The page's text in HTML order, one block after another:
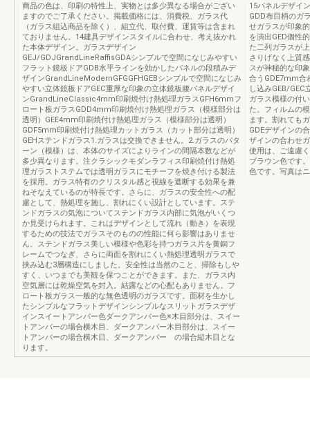
商品の色は、印刷の特性上、実物とは多少異なる場合がござい
ますのでご了承ください。掲載価格には、消費税、ガラス代
（ガラス組込商品を除く）、組立代、取付費、運賃等は含まれ
ておりません。14建具デザインスタイルに合わせ、考え抜かれ
た本体デザイン。ガラスデザイン
GEJ/GDJGrandLineRaffisGDAシンプルで空間になじみやすい
フラット鏡板ドアGDB水平ラインを効かしたパネルの段積みデ
ザインGrandLineModernGFGGFHGEBシンプルで空間になじみ
やすい立体鏡板ドアGEC重厚な印象の立体鏡板腰パネルデザイ
ンGrandLineClassic4mm印刷焼付け熱処理ガラスGFH6mmフ
ロート板ガラスGDD4mm印刷焼付け熱処理ガラス（模様部分は
透明）GEE4mm印刷焼付け熱処理ガラス（模様部分は透明）
GDF5mm印刷焼付け熱処理カットガラス（カット部分は透明）
GEHステンドガラス1.ガラスは交換できません。2.ガラスのパタ
ーン（模様）は、本体のサイズによりラインの間隔本数などが
多少異なります。注クラシックモダンラフィス印刷焼付け熱処
理ガラストステムでは透明ガラスにモチーフを焼き付ける製法
を採用。ガラス特有のクリスタル感と視線を遮断する効果を兼
ねそなえているのが特長です。さらに、ガラスの安全性への配
慮として、熱処理を施し、割れにくい設計としています。ステ
ンドガラスの気泡についてステンドガラス内部に気泡がいくつ
か見受けられます。これはデザインとして流れ（動き）を表現
するための技法でガラスそのものの性能に何ら影響はありませ
ん。ステンドガラス美しい模様や色彩を持つガラス片を黄銅フ
レームでつなぎ、さらに両面を割れにくい熱処理透明ガラスで
挟み込む3層構造にしました。安全性は当然のこと、掃除もしや
すく、いつまでも美観を保つことができます。また、ガラス内
空気層には乾燥空気を封入。結露などの心配もありません。フ
ロート板ガラス一般的な無色透明のガラスです。面材を生かし
たシンプルなフラットデザインシンプルなスリットガラスデザ
インスイートアンバー色ダークアンバー色※木目部分は、スイー
トアンバーの場合横木目、ダークアンバー木目部分は、スイー
トアンバーの場合横木目、ダークアンバー の場合縦木目とな
ります。
15パネルデザイ
GDD布目柄のガ
せガラスが印象
を演出GED個性
た二列ガラスが
さりげなく上質
スが神秘的な印
合うGDE7mm合
し込みGEB/GEC
ガラス模様の付
た。フィルムの
ます。割れても
GDEデザインの
ザインの合わせ
使用は、ご遠慮
ブラウン色です
色です。写真は